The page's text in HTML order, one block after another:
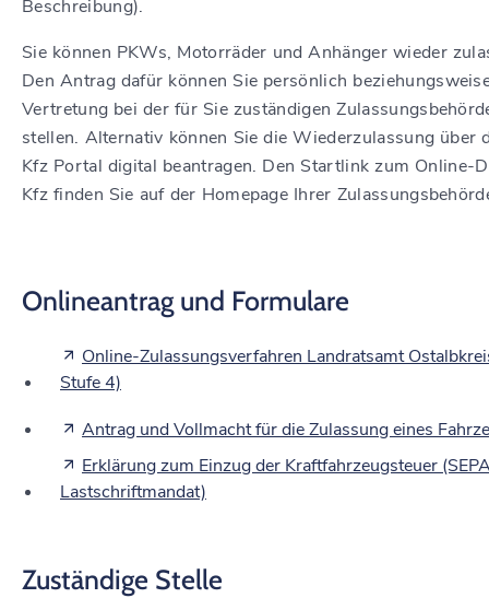
Beschreibung).
Sie können PKWs, Motorräder und Anhänger wieder
Den Antrag dafür können Sie persönlich
Vertretung bei der für Sie zuständigen
stellen. Alternativ können Sie die Wiederzulassung über
Kfz Portal digital beantragen. Den Startlink zum Online-
Kfz finden Sie auf der Homepage Ihrer
Onlineantrag und Formulare
Online-Zulassungsverfahren Landratsamt
Stufe 4)
Antrag und Vollmacht für die Zulassung eines
Erklärung zum Einzug der Kraftfahrzeugsteuer
Lastschriftmandat)
Zuständige Stelle